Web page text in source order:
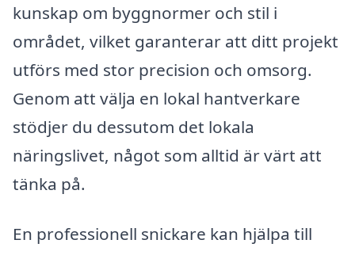
kunskap om byggnormer och stil i
området, vilket garanterar att ditt projekt
utförs med stor precision och omsorg.
Genom att välja en lokal hantverkare
stödjer du dessutom det lokala
näringslivet, något som alltid är värt att
tänka på.
En professionell snickare kan hjälpa till